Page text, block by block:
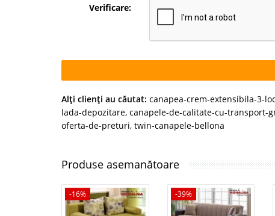
Verificare:
Alţi clienţi au căutat: canapea-crem-extensibila-3-
lada-depozitare, canapele-de-calitate-cu-transport-
oferta-de-preturi, twin-canapele-bellona
Produse asemanătoare
-16% -39%